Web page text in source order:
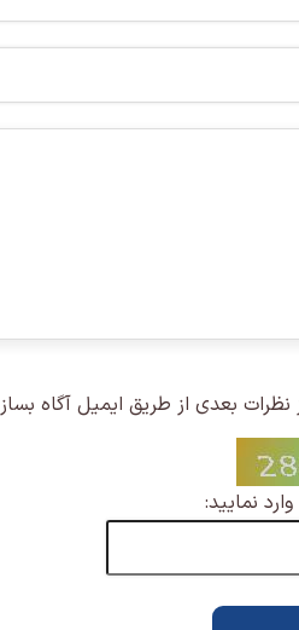
نظرات بعدی از طریق ایمیل آگاه بساز
نمایید: